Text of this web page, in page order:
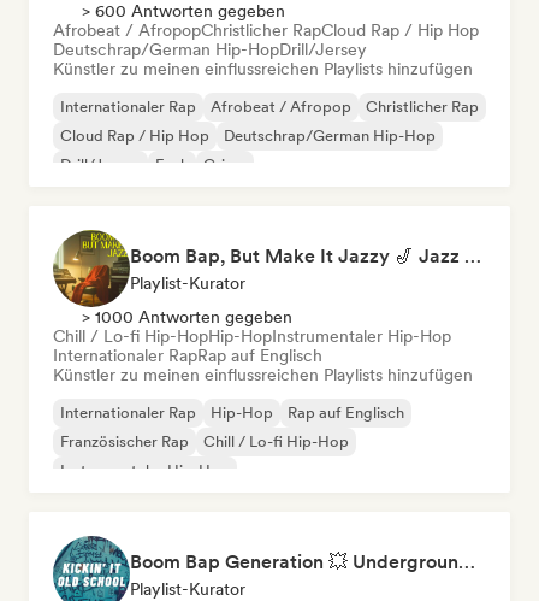
> 600 Antworten gegeben
Afrobeat / AfropopChristlicher RapCloud Rap / Hip Hop
Deutschrap/German Hip-HopDrill/Jersey
Künstler zu meinen einflussreichen Playlists hinzufügen
Internationaler Rap Afrobeat / Afropop
Christlicher Rap
Cloud Rap / Hip Hop
Deutschrap/German Hip-Hop
Drill/Jersey
Funk Grime
Boom Bap, But Make It Jazzy 🎷 Jazz Rap, Underground & Conscious Hip-Hop
Playlist-Kurator
> 1000 Antworten gegeben
Chill / Lo-fi Hip-HopHip-HopInstrumentaler Hip-Hop
Internationaler RapRap auf Englisch
Künstler zu meinen einflussreichen Playlists hinzufügen
Internationaler Rap Hip-Hop
Rap auf Englisch
Französischer Rap
Chill / Lo-fi Hip-Hop
Instrumentaler Hip-Hop
Boom Bap Generation 💥 Underground Hip-Hop, East Coast & Jazz Rap
Playlist-Kurator